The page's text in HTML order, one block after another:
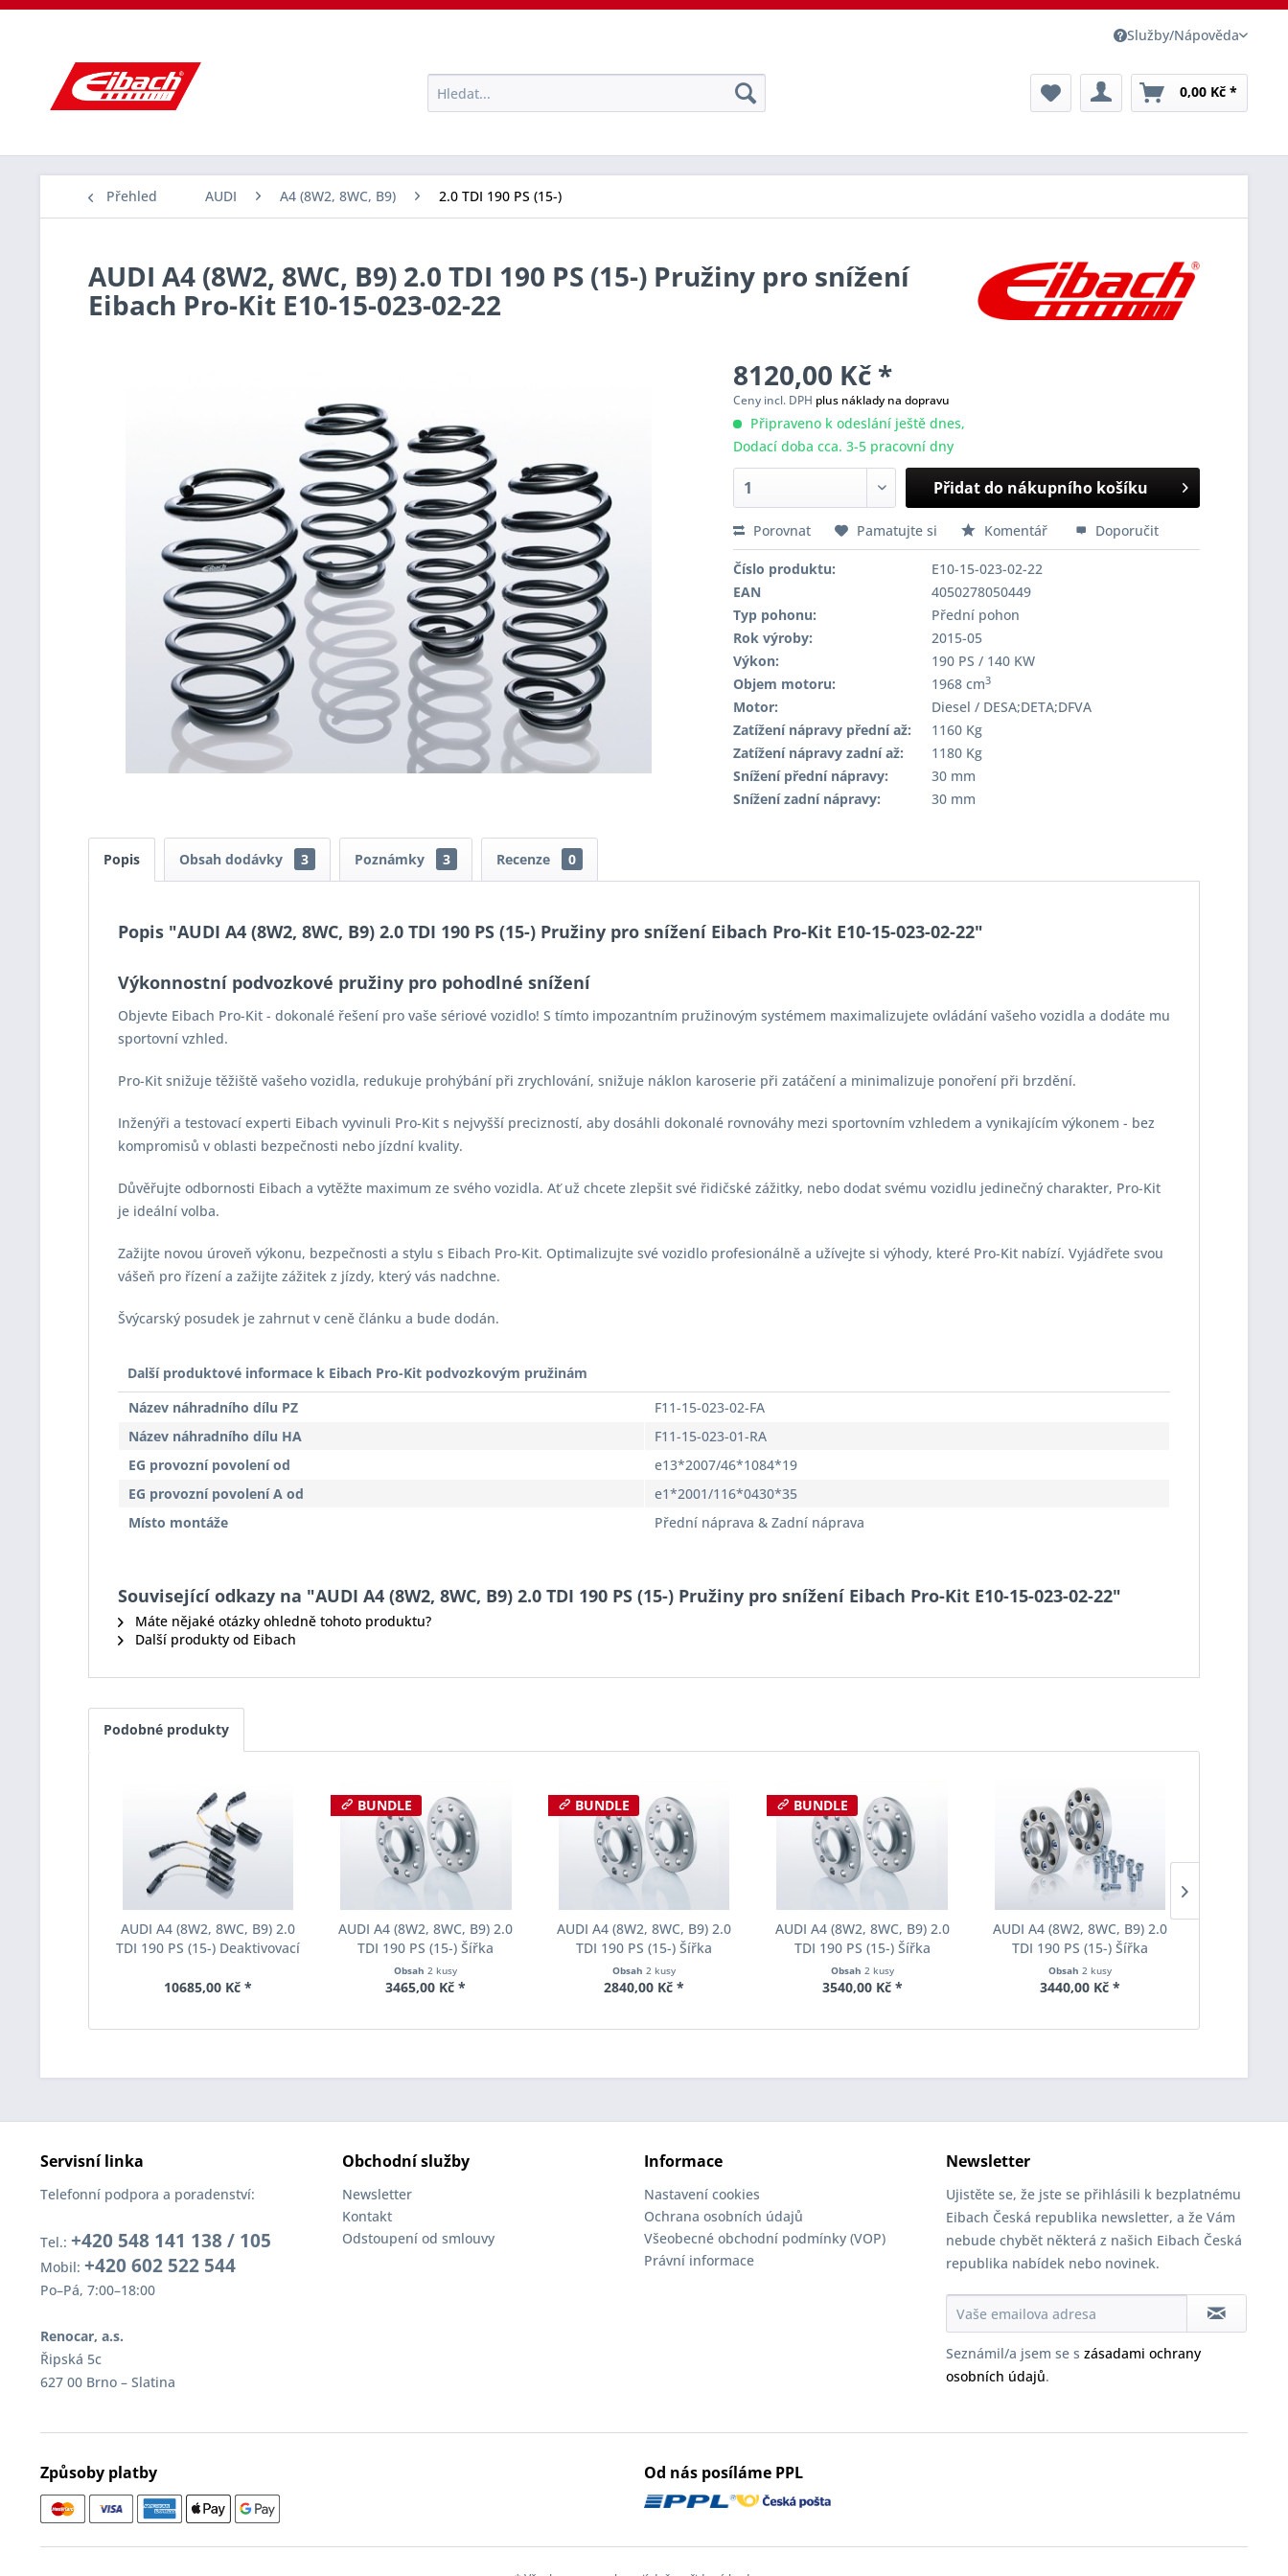
Služby/Nápověda
0,00 Kč *
Přehled AUDI A4 (8W2, 8WC, B9) 2.0 TDI 190 PS (15-)
AUDI A4 (8W2, 8WC, B9) 2.0 TDI 190 PS (15-) Pružiny pro snížení
Eibach Pro-Kit E10-15-023-02-22
8120,00 Kč *
Ceny incl. DPH plus náklady na dopravu
Připraveno k odeslání ještě dnes,
Dodací doba cca. 3-5 pracovní dny
Přidat do nákupního košíku
Porovnat Pamatujte si Komentář Doporučit
Číslo produktu:
E10-15-023-02-22
EAN
4050278050449
Typ pohonu:
Přední pohon
Rok výroby:
2015-05
Výkon:
190 PS / 140 KW
Objem motoru:
1968 cm3
Motor:
Diesel / DESA;DETA;DFVA
Zatížení nápravy přední až:
1160 Kg
Zatížení nápravy zadní až:
1180 Kg
Snížení přední nápravy:
30 mm
Snížení zadní nápravy:
30 mm
Popis Obsah dodávky 3 Poznámky 3 Recenze 0
Popis "AUDI A4 (8W2, 8WC, B9) 2.0 TDI 190 PS (15-) Pružiny pro snížení Eibach Pro-Kit E10-15-023-02-22"
Výkonnostní podvozkové pružiny pro pohodlné snížení
Objevte Eibach Pro-Kit - dokonalé řešení pro vaše sériové vozidlo! S tímto impozantním pružinovým systémem maximalizujete ovládání vašeho vozidla a dodáte mu
sportovní vzhled.
Pro-Kit snižuje těžiště vašeho vozidla, redukuje prohýbání při zrychlování, snižuje náklon karoserie při zatáčení a minimalizuje ponoření při brzdění.
Inženýři a testovací experti Eibach vyvinuli Pro-Kit s nejvyšší precizností, aby dosáhli dokonalé rovnováhy mezi sportovním vzhledem a vynikajícím výkonem - bez
kompromisů v oblasti bezpečnosti nebo jízdní kvality.
Důvěřujte odbornosti Eibach a vytěžte maximum ze svého vozidla. Ať už chcete zlepšit své řidičské zážitky, nebo dodat svému vozidlu jedinečný charakter, Pro-Kit
je ideální volba.
Zažijte novou úroveň výkonu, bezpečnosti a stylu s Eibach Pro-Kit. Optimalizujte své vozidlo profesionálně a užívejte si výhody, které Pro-Kit nabízí. Vyjádřete svou
vášeň pro řízení a zažijte zážitek z jízdy, který vás nadchne.
Švýcarský posudek je zahrnut v ceně článku a bude dodán.
Další produktové informace k Eibach Pro-Kit podvozkovým pružinám
Název náhradního dílu PZ
F11-15-023-02-FA
Název náhradního dílu HA
F11-15-023-01-RA
EG provozní povolení od
e13*2007/46*1084*19
EG provozní povolení A od
e1*2001/116*0430*35
Místo montáže
Přední náprava & Zadní náprava
Související odkazy na "AUDI A4 (8W2, 8WC, B9) 2.0 TDI 190 PS (15-) Pružiny pro snížení Eibach Pro-Kit E10-15-023-02-22"
Máte nějaké otázky ohledně tohoto produktu?
Další produkty od Eibach
Podobné produkty
AUDI A4 (8W2, 8WC, B9) 2.0
TDI 190 PS (15-) Deaktivovací
AM65-15-023-02-22
10685,00 Kč *
BUNDLE
AUDI A4 (8W2, 8WC, B9) 2.0
TDI 190 PS (15-) Šířka
rozchodu Eibach Pro-Spacer
S90-2-12-004 System2
Obsah2 kusy
3465,00 Kč *
BUNDLE
AUDI A4 (8W2, 8WC, B9) 2.0
TDI 190 PS (15-) Šířka
rozchodu Eibach Pro-Spacer
S90-2-15-017 System2
Obsah 2 kusy
2840,00 Kč *
BUNDLE
AUDI A4 (8W2, 8WC, B9) 2.0
TDI 190 PS (15-) Šířka
rozchodu Eibach Pro-Spacer
S90-2-20-007 System2
Obsah 2 kusy
3540,00 Kč *
AUDI A4 (8W2, 8WC, B9) 2.0
TDI 190 PS (15-) Šířka
rozchodu Eibach Pro-Spacer
S90-7-20-016 System7
Obsah2 kusy
3440,00 Kč *
Servisní linka
Telefonní podpora a poradenství:
Tel.: +420 548 141 138 / 105
Mobil: +420 602 522 544
Po–Pá, 7:00–18:00
Renocar, a.s.
Řipská 5c
627 00 Brno – Slatina
Obchodní služby
Newsletter
Kontakt
Odstoupení od smlouvy
Informace
Nastavení cookies
Ochrana osobních údajů
Všeobecné obchodní podmínky (VOP)
Právní informace
Newsletter
Ujistěte se, že jste se přihlásili k bezplatnému
Eibach Česká republika newsletter, a že Vám
nebude chybět některá z našich Eibach Česká
republika nabídek nebo novinek.
Seznámil/a jsem se s zásadami ochrany
osobních údajů.
Způsoby platby Od nás posíláme PPL